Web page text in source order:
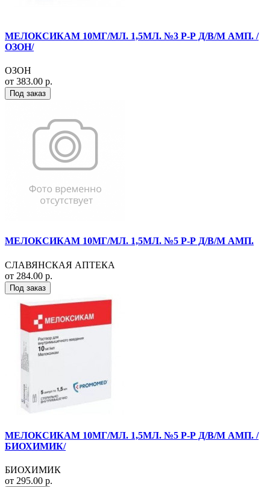
МЕЛОКСИКАМ 10МГ/МЛ. 1,5МЛ. №3 Р-Р Д/В/М АМП. /
ОЗОН/
ОЗОН
от 383.00 р.
Под заказ
МЕЛОКСИКАМ 10МГ/МЛ. 1,5МЛ. №5 Р-Р Д/В/М АМП.
СЛАВЯНСКАЯ АПТЕКА
от 284.00 р.
Под заказ
МЕЛОКСИКАМ 10МГ/МЛ. 1,5МЛ. №5 Р-Р Д/В/М АМП. /
БИОХИМИК/
БИОХИМИК
от 295.00 р.